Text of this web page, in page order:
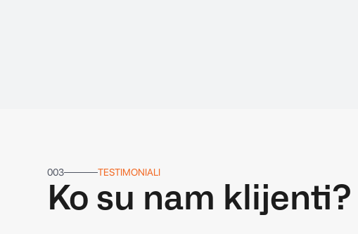
003 TESTIMONIALI
Ko su nam klijenti?